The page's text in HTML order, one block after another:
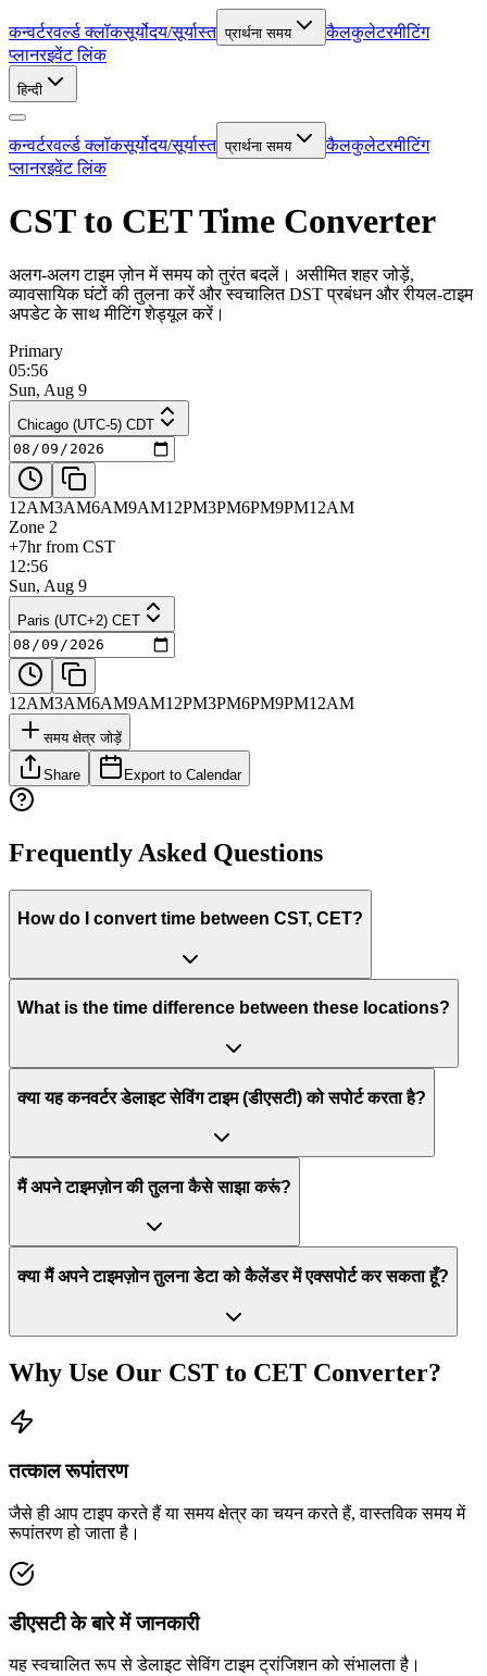
कन्वर्टरवर्ल्ड क्लॉकसूर्योदय/सूर्यास्त प्रार्थना समय कैलकुलेटरमीटिंग
प्लानरइवेंट लिंक
हिन्दी
कन्वर्टरवर्ल्ड क्लॉकसूर्योदय/सूर्यास्त प्रार्थना समय कैलकुलेटरमीटिंग
प्लानरइवेंट लिंक
CST to CET Time Converter
अलग-अलग टाइम ज़ोन में समय को तुरंत बदलें। असीमित शहर जोड़ें,
व्यावसायिक घंटों की तुलना करें और स्वचालित DST प्रबंधन और रीयल-टाइम
अपडेट के साथ मीटिंग शेड्यूल करें।
Primary
05:56
Sun, Aug 9
Chicago (UTC-5) CDT
12AM3AM6AM9AM12PM3PM6PM9PM12AM
Zone 2
+7hr from CST
12:56
Sun, Aug 9
Paris (UTC+2) CET
12AM3AM6AM9AM12PM3PM6PM9PM12AM
समय क्षेत्र जोड़ें
Share Export to Calendar
Frequently Asked Questions
How do I convert time between CST, CET?
What is the time difference between these locations?
क्या यह कनवर्टर डेलाइट सेविंग टाइम (डीएसटी) को सपोर्ट करता है?
मैं अपने टाइमज़ोन की तुलना कैसे साझा करूं?
क्या मैं अपने टाइमज़ोन तुलना डेटा को कैलेंडर में एक्सपोर्ट कर सकता हूँ?
Why Use Our CST to CET Converter?
तत्काल रूपांतरण
जैसे ही आप टाइप करते हैं या समय क्षेत्र का चयन करते हैं, वास्तविक समय में
रूपांतरण हो जाता है।
डीएसटी के बारे में जानकारी
यह स्वचालित रूप से डेलाइट सेविंग टाइम ट्रांजिशन को संभालता है।